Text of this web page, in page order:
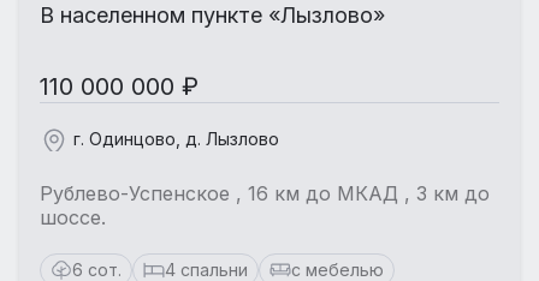
В населенном пункте «Лызлово»
110 000 000 ₽
г. Одинцово, д. Лызлово
Рублево-Успенское , 16 км до МКАД , 3 км до
шоссе.
6 сот. 4 спальни
с мебелью